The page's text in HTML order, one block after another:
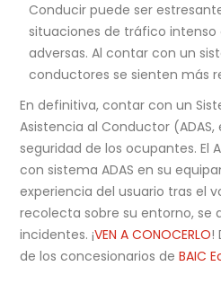
Conducir puede ser
situaciones de tráfico intenso
adversas. Al contar con un
conductores se sienten más
En definitiva, contar con un
Asistencia al Conductor
seguridad de los ocupantes. El
con sistema ADAS en su
experiencia del usuario tras el
recolecta sobre su entorno, se
incidentes. ¡VEN A CONOCERLO!
de los concesionarios deBAIC